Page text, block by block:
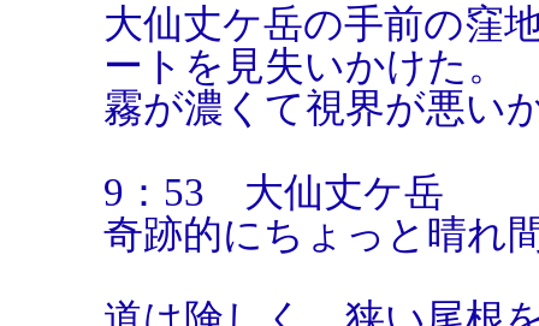
大仙丈ケ岳の手前の窪
ートを見失いかけた。
霧が濃くて視界が悪い
9：53 大仙丈ケ岳
奇跡的にちょっと晴れ